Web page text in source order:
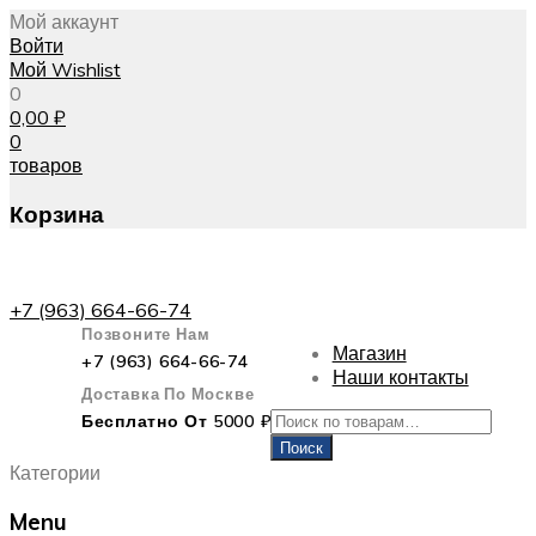
Мой аккаунт
Войти
Мой Wishlist
0
0,00 ₽
0
товаров
Корзина
+7 (963) 664-66-74
Позвоните Нам
+7 (963) 664-66-74
Доставка По Москве
Бесплатно От 5000 ₽
Магазин
Наши контакты
Искать:
Поиск
Категории
Menu